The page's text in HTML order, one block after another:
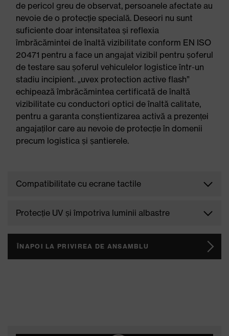
de pericol greu de observat, persoanele afectate au
nevoie de o protecție specială. Deseori nu sunt
suficiente doar intensitatea și reflexia
îmbrăcămintei de înaltă vizibilitate conform EN ISO
20471 pentru a face un angajat vizibil pentru șoferul
de testare sau șoferul vehiculelor logistice într-un
stadiu incipient. „uvex protection active flash”
echipează îmbrăcămintea certificată de înaltă
vizibilitate cu conductori optici de înaltă calitate,
pentru a garanta conștientizarea activă a prezenței
angajaților care au nevoie de protecție în domenii
precum logistica și șantierele.
Compatibilitate cu ecrane tactile
protecție specială pentru mâinile angajaților
necesită adesea operarea nerestricționată a
Protecție UV și împotriva luminii albastre
Protecția împotriva razelor UVA și UVB este adesea
neglijată atunci când se alege EIP. În timp ce
ÎNAPOI LA PRIVIREA DE ANSAMBLU